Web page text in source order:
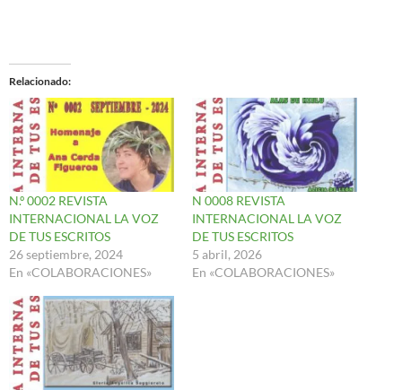
Relacionado
N.º 0002 REVISTA
INTERNACIONAL LA VOZ
DE TUS ESCRITOS
26 septiembre, 2024
En «COLABORACIONES»
N 0008 REVISTA
INTERNACIONAL LA VOZ
DE TUS ESCRITOS
5 abril, 2026
En «COLABORACIONES»